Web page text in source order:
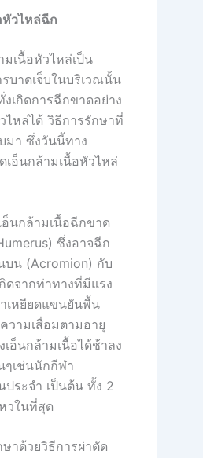
หัวไหล่ฉีก
เนื้อหัวไหล่เป็น
บาดเจ็บในบริเวณนั้น
เกิดการฉีกขาดอย่าง
ไหล่ได้ วิธีการรักษาที่
มา ซึ่งวันนี้ทาง
เอ็นกล้ามเนื้อหัวไหล่
นกล้ามเนื้อฉีกขาด
ซึ่งอาจฉีก
บน (Acromion) กับ
ดจากท่าทางที่มีแรง
เหยียดแขนยันพื้น
วามเสื่อมตามอายุ
อ็นกล้ามเนื้อได้ช้าลง
ๆเช่นนักกีฬา
ระจำ เป็นต้น ทั้ง 2
วในที่สุด
าด้วยวิธีการผ่าตัด